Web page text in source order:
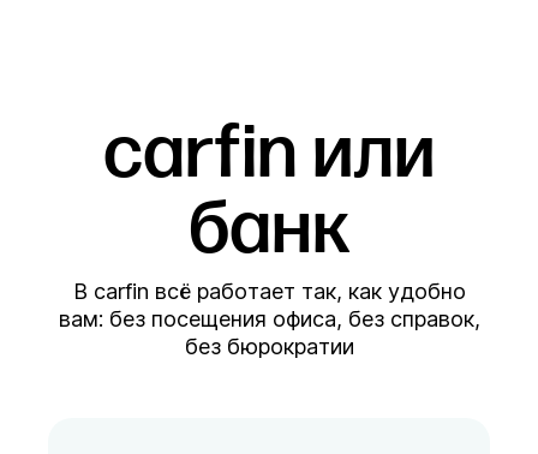
carfin или
банк
В carfin всё работает так, как удобно
вам: без посещения офиса, без справок,
без бюрократии